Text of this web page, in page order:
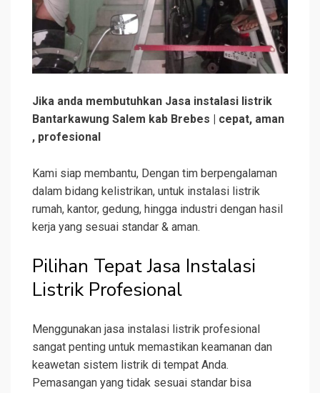
Jika anda membutuhkan Jasa instalasi listrik
Bantarkawung Salem kab Brebes | cepat, aman
, profesional
Kami siap membantu, Dengan tim berpengalaman
dalam bidang kelistrikan, untuk instalasi listrik
rumah, kantor, gedung, hingga industri dengan hasil
kerja yang sesuai standar & aman.
Pilihan Tepat Jasa Instalasi
Listrik Profesional
Menggunakan jasa instalasi listrik profesional
sangat penting untuk memastikan keamanan dan
keawetan sistem listrik di tempat Anda.
Pemasangan yang tidak sesuai standar bisa